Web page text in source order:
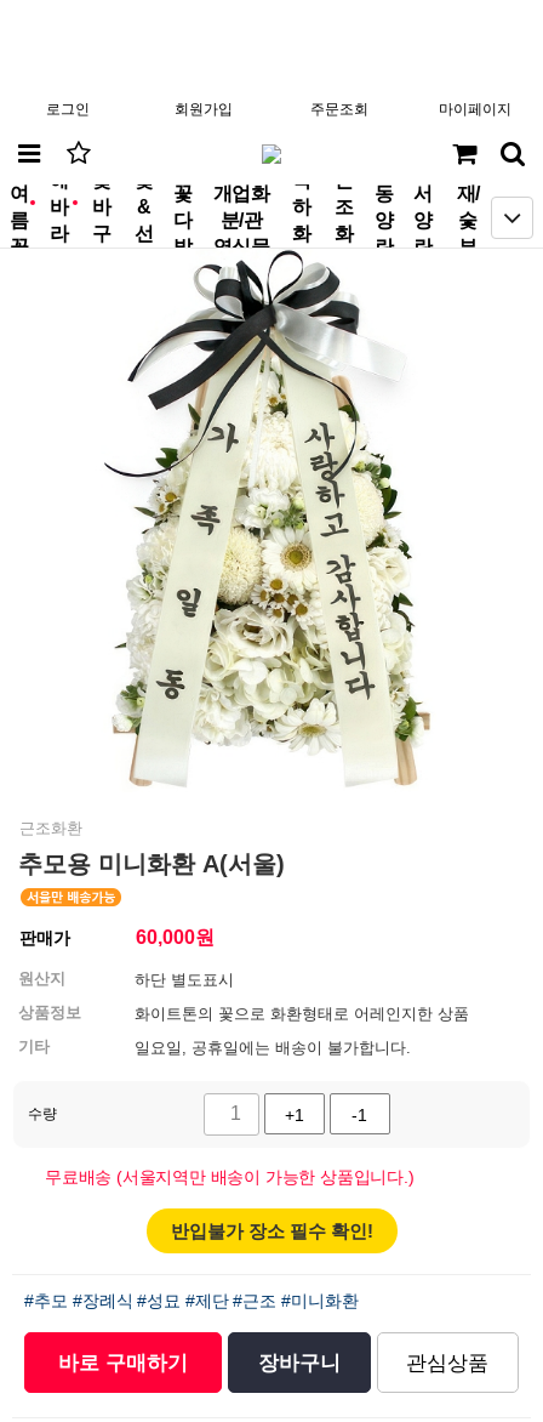
로그인 회원가입 주문조회 마이페이지
new
여
름
꽃
new
해
바
라
꽃
바
구
꽃
&
선
꽃
다
발
개업화
분/관
엽식물
축
하
화
환
근
조
화
동
양
란
서
양
란
분
재/
숯
부
근조화환
추모용 미니화환 A(서울)
판매가 60,000원
원산지
하단 별도표시
상품정보
화이트톤의 꽃으로 화환형태로 어레인지한 상품
기타
일요일, 공휴일에는 배송이 불가합니다.
수량 +1 -1
무료배송 (서울지역만 배송이 가능한 상품입니다.)
반입불가 장소 필수 확인!
#추모 #장례식 #성묘 #제단 #근조 #미니화환
바로 구매하기 장바구니 관심상품